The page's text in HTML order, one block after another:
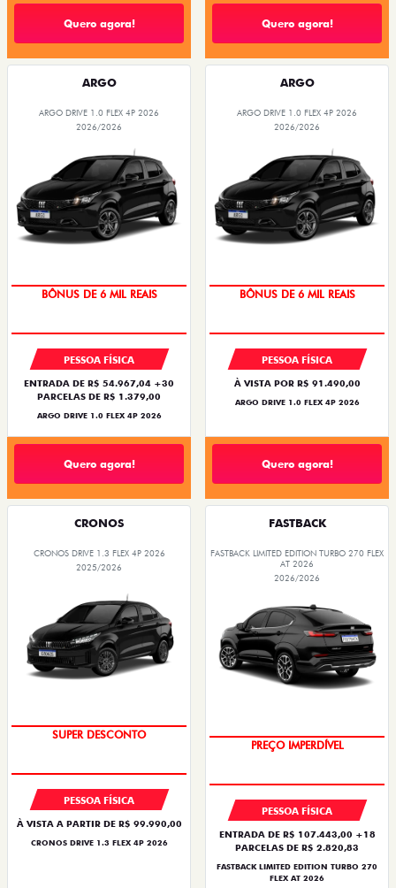
Quero agora! Quero agora!
ARGO
ARGO DRIVE 1.0 FLEX 4P 2026
2026/2026
TAXA ZERO
PESSOA FÍSICA
ENTRADA DE R$ 54.967,04 +30
PARCELAS DE R$ 1.379,00
ARGO DRIVE 1.0 FLEX 4P 2026
Quero agora!
ARGO
ARGO DRIVE 1.0 FLEX 4P 2026
2026/2026
TAXA ZERO
PESSOA FÍSICA
À VISTA POR R$ 91.490,00
ARGO DRIVE 1.0 FLEX 4P 2026
Quero agora!
CRONOS
CRONOS DRIVE 1.3 FLEX 4P 2026
2025/2026
BÔNUS DE ATÉ R$ 14 MIL
PESSOA FÍSICA
À VISTA A PARTIR DE R$ 99.990,00
CRONOS DRIVE 1.3 FLEX 4P 2026
FASTBACK
FASTBACK LIMITED EDITION TURBO 270 FLEX
AT 2026
2026/2026
COM USADO NA TROCA
PESSOA FÍSICA
ENTRADA DE R$ 107.443,00 +18
PARCELAS DE R$ 2.820,83
FASTBACK LIMITED EDITION TURBO 270
FLEX AT 2026